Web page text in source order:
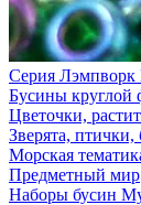
Серия Лэмпворк
Бусины круглой
Цветочки,
Зверята, птички,
Морская
Предметный мир
Наборы бусин